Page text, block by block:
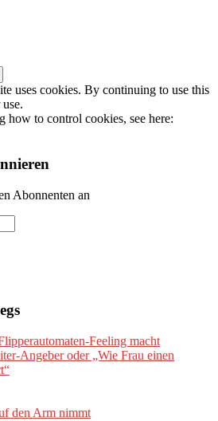
uses cookies. By continuing to use this
how to control cookies, see here:
Abonnenten an
Feeling macht
Angeber oder „Wie Frau einen
den Arm nimmt